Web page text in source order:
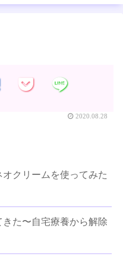
2020.08.28
クリームを使ってみた
た〜自宅療養から解除